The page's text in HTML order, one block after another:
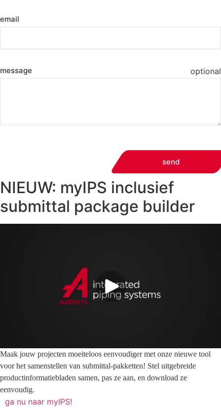
email
message optional
send
NIEUW: myIPS inclusief
submittal package builder
Maak jouw projecten moeiteloos eenvoudiger met onze nieuwe tool
voor het samenstellen van submittal-pakketten! Stel uitgebreide
productinformatiebladen samen, pas ze aan, en download ze
eenvoudig.
ga nu naar myIPS!